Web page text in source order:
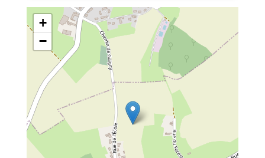
+
−